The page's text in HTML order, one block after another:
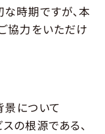
時期ですが、本
協力をいただけ
景について
の根源である、